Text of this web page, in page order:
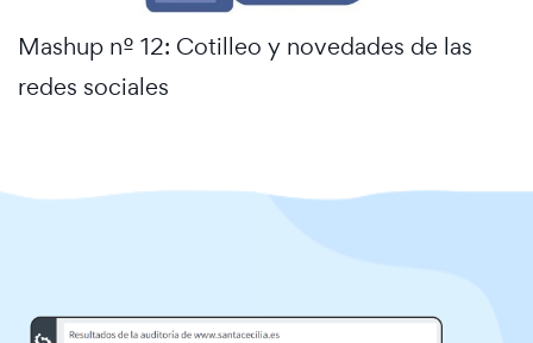
Mashup nº 12: Cotilleo y novedades de las
redes sociales